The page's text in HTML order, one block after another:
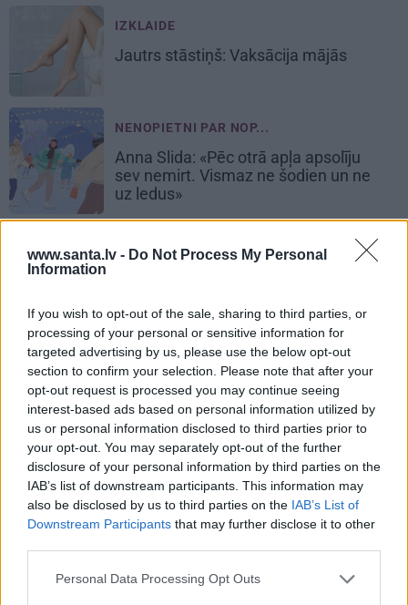
www.santa.lv - Do Not Process My Personal
Information
If you wish to opt-out of the sale, sharing to third parties, or
processing of your personal or sensitive information for
targeted advertising by us, please use the below opt-out
section to confirm your selection. Please note that after your
opt-out request is processed you may continue seeing
interest-based ads based on personal information utilized by
us or personal information disclosed to third parties prior to
your opt-out. You may separately opt-out of the further
disclosure of your personal information by third parties on the
IAB’s list of downstream participants. This information may
also be disclosed by us to third parties on the IAB’s List of
Downstream Participants that may further disclose it to other
Personal Data Processing Opt Outs
IZKLAIDE
Jautrs stāstiņš: Vaksācija mājās
NENOPIETNI PAR NOP...
Anna Slida: «Pēc otrā apļa apsolīju
sev nemirt. Vismaz ne šodien un ne
uz ledus»
JOKI
Tracis darbā.Nenopietni par nopietno
PADALIES AR DRAUGIEM
DRAUGIEM.LV WHATSAPP